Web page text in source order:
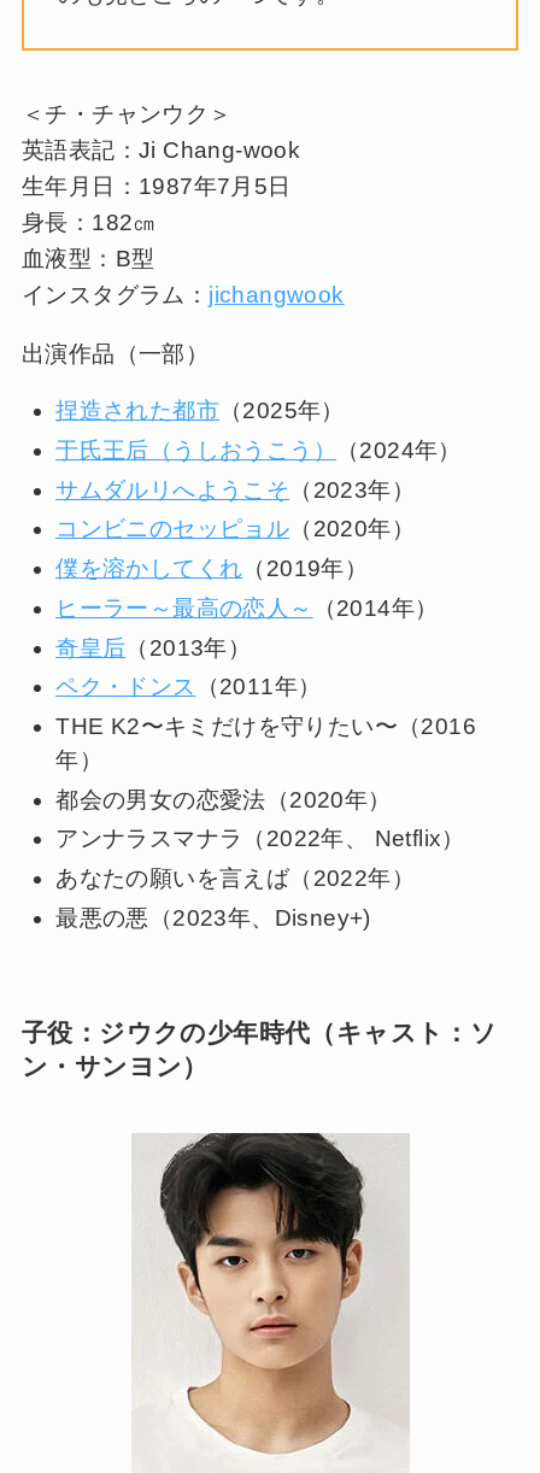
＜チ・チャンウク＞
英語表記：Ji Chang-wook
生年月日：1987年7月5日
身長：182㎝
血液型：B型
インスタグラム： jichangwook
出演作品（一部）
捏造された都市（2025年）
于氏王后（うしおうこう）
（2024年）
サムダルリへようこそ （2023年）
コンビニのセッピョル （2020年）
僕を溶かしてくれ （2019年）
ヒーラー～最高の恋人～
（2014年）
奇皇后 （2013年）
ペク・ドンス
（2011年）
THE K2〜キミだけを守りたい〜（2016
年）
都会の男女の恋愛法（2020年）
アンナラスマナラ（2022年、 Netflix）
あなたの願いを言えば（2022年）
最悪の悪（2023年、Disney+)
子役：ジウクの少年時代（キャスト：ソ
ン・サンヨン）